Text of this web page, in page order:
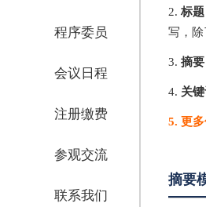
程序委员
会议日程
注册缴费
参观交流
联系我们
2. 标题
写，除
3. 摘要
4. 关键
5. 更
摘要